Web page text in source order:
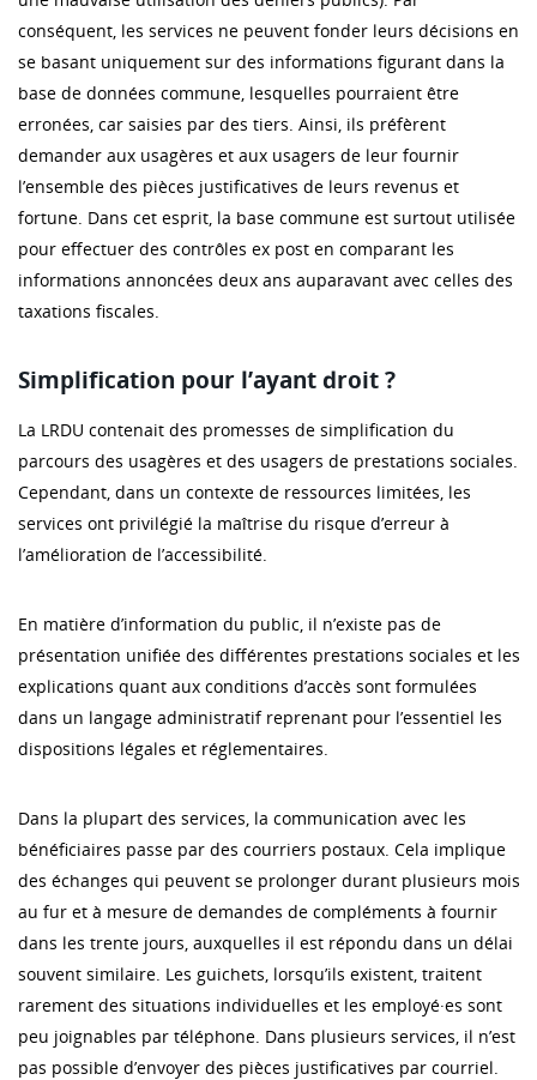
conséquent, les services ne peuvent fonder leurs décisions en
se basant uniquement sur des informations figurant dans la
base de données commune, lesquelles pourraient être
erronées, car saisies par des tiers. Ainsi, ils préfèrent
demander aux usagères et aux usagers de leur fournir
l’ensemble des pièces justificatives de leurs revenus et
fortune. Dans cet esprit, la base commune est surtout utilisée
pour effectuer des contrôles ex post en comparant les
informations annoncées deux ans auparavant avec celles des
taxations fiscales.
Simplification pour l’ayant droit ?
La LRDU contenait des promesses de simplification du
parcours des usagères et des usagers de prestations sociales.
Cependant, dans un contexte de ressources limitées, les
services ont privilégié la maîtrise du risque d’erreur à
l’amélioration de l’accessibilité.
En matière d’information du public, il n’existe pas de
présentation unifiée des différentes prestations sociales et les
explications quant aux conditions d’accès sont formulées
dans un langage administratif reprenant pour l’essentiel les
dispositions légales et réglementaires.
Dans la plupart des services, la communication avec les
bénéficiaires passe par des courriers postaux. Cela implique
des échanges qui peuvent se prolonger durant plusieurs mois
au fur et à mesure de demandes de compléments à fournir
dans les trente jours, auxquelles il est répondu dans un délai
souvent similaire. Les guichets, lorsqu’ils existent, traitent
rarement des situations individuelles et les employé·es sont
peu joignables par téléphone. Dans plusieurs services, il n’est
pas possible d’envoyer des pièces justificatives par courriel.